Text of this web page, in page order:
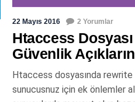
22 Mayıs 2016 2 Yorumlar
Htaccess
Güvenlik
Htaccess dosyasında
sunucusnuz için ek önlemler